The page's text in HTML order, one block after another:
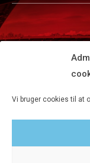
Vi bruger cookies til at
Tlf 8680